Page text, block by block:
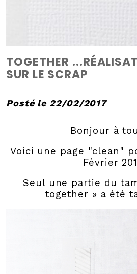
TOGETHER
SUR LE SCRAP
Posté le 22/02/2017
Bonjour à
Voici une page "clean"
Février
Seul une partie du
together » a été